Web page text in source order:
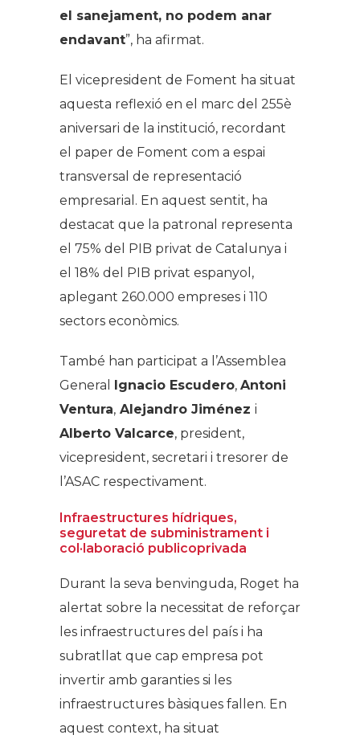
el sanejament, no podem anar
endavant”, ha afirmat.
El vicepresident de Foment ha situat
aquesta reflexió en el marc del 255è
aniversari de la institució, recordant
el paper de Foment com a espai
transversal de representació
empresarial. En aquest sentit, ha
destacat que la patronal representa
el 75% del PIB privat de Catalunya i
el 18% del PIB privat espanyol,
aplegant 260.000 empreses i 110
sectors econòmics.
També han participat a l’Assemblea
General Ignacio Escudero, Antoni
Ventura, Alejandro Jiménez i
Alberto Valcarce, president,
vicepresident, secretari i tresorer de
l’ASAC respectivament.
Infraestructures hídriques,
seguretat de subministrament i
col·laboració publicoprivada
Durant la seva benvinguda, Roget ha
alertat sobre la necessitat de reforçar
les infraestructures del país i ha
subratllat que cap empresa pot
invertir amb garanties si les
infraestructures bàsiques fallen. En
aquest context, ha situat